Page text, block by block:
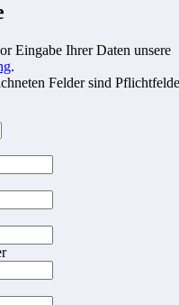
Eingabe Ihrer Daten unsere
.
Felder sind